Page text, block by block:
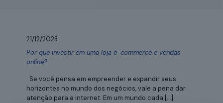
21/12/2023
Por que investir em uma loja e-commerce e vendas
online?
Se você pensa em empreender e expandir seus
horizontes no mundo dos negócios, vale a pena dar
atenção para a internet. Em um mundo cada […]